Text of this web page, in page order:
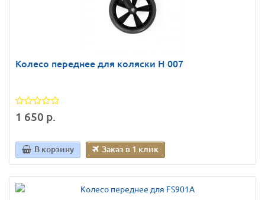
Колесо переднее для коляски Н 007
1 650 р.
В корзину Заказ в 1 клик